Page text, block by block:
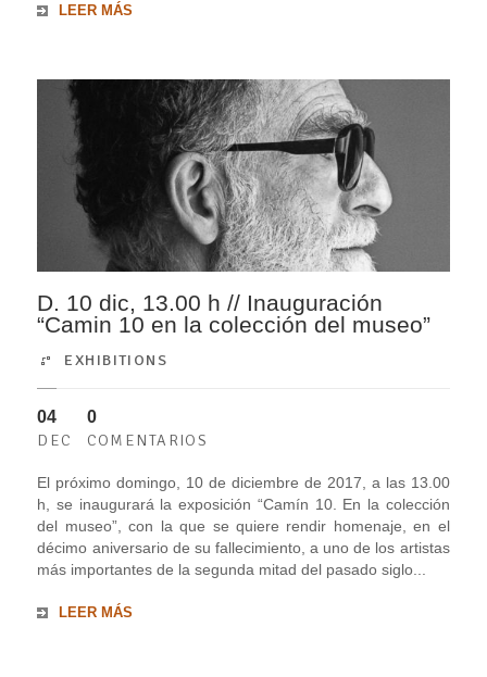
LEER MÁS
D. 10 dic, 13.00 h // Inauguración
“Camin 10 en la colección del museo”
EXHIBITIONS
04
DEC
0
COMENTARIOS
El próximo domingo, 10 de diciembre de 2017, a las 13.00
h, se inaugurará la exposición “Camín 10. En la colección
del museo”, con la que se quiere rendir homenaje, en el
décimo aniversario de su fallecimiento, a uno de los artistas
más importantes de la segunda mitad del pasado siglo...
LEER MÁS